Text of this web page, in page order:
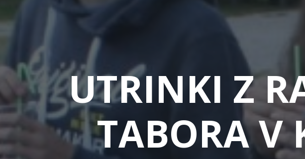
UTRINKI Z
TABORA V